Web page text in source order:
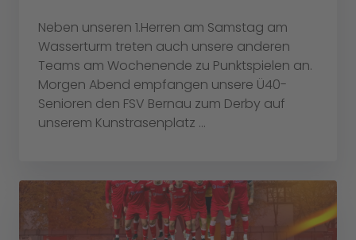
Neben unseren 1.Herren am Samstag am
Wasserturm treten auch unsere anderen
Teams am Wochenende zu Punktspielen an.
Morgen Abend empfangen unsere Ü40-
Senioren den FSV Bernau zum Derby auf
unserem Kunstrasenplatz ...